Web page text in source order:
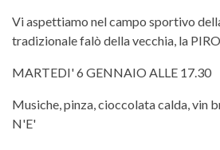
Vi aspettiamo nel campo sportivo
tradizionale falò della vecchia, la
MARTEDI' 6 GENNAIO ALLE 17.30
Musiche, pinza, cioccolata calda, vin
N'E'